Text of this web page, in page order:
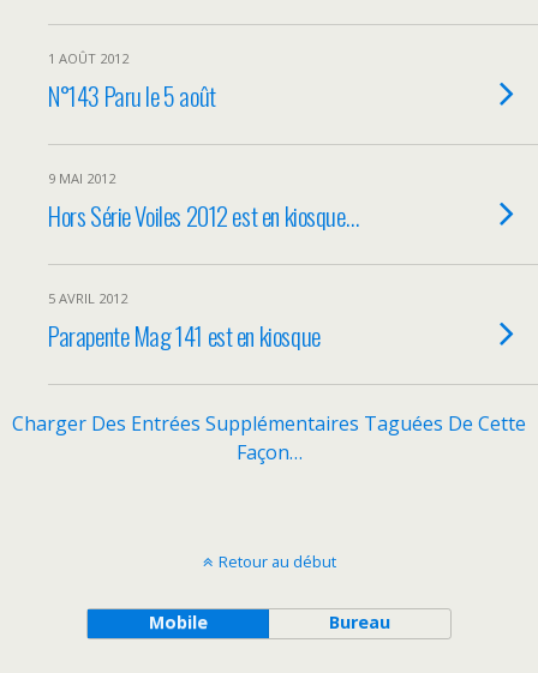
1 AOÛT 2012
N°143 Paru le 5 août
9 MAI 2012
Hors Série Voiles 2012 est en kiosque…
5 AVRIL 2012
Parapente Mag 141 est en kiosque
Charger Des Entrées Supplémentaires Taguées De Cette
Façon…
Retour au début
Mobile Bureau